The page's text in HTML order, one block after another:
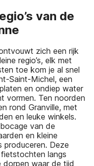
van de
zich een rijk
regio’s, elk met
toe kom je al snel
Saint-Michel, een
en ondiep water
vormen. Ten noorden
rond Granville, met
en leuke winkels.
van de
en kleine
produceren. Deze
langs
dorpen waar de tijd